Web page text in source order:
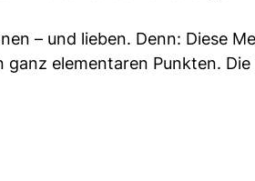
– und lieben. Denn: Diese
elementaren Punkten.